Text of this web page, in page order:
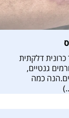
דלקתית
גנטיים,
כמה